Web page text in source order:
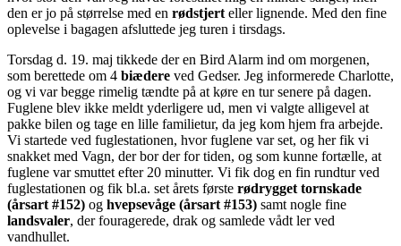
den er jo på størrelse med en rødstjert eller lignende. Med den fine
oplevelse i bagagen afsluttede jeg turen i tirsdags.
Torsdag d. 19. maj tikkede der en Bird Alarm ind om morgenen,
som berettede om 4 biædere ved Gedser. Jeg informerede Charlotte,
og vi var begge rimelig tændte på at køre en tur senere på dagen.
Fuglene blev ikke meldt yderligere ud, men vi valgte alligevel at
pakke bilen og tage en lille familietur, da jeg kom hjem fra arbejde.
Vi startede ved fuglestationen, hvor fuglene var set, og her fik vi
snakket med Vagn, der bor der for tiden, og som kunne fortælle, at
fuglene var smuttet efter 20 minutter. Vi fik dog en fin rundtur ved
fuglestationen og fik bl.a. set årets første rødrygget tornskade
(årsart #152) og hvepsevåge (årsart #153) samt nogle fine
landsvaler, der fouragerede, drak og samlede vådt ler ved
vandhullet.